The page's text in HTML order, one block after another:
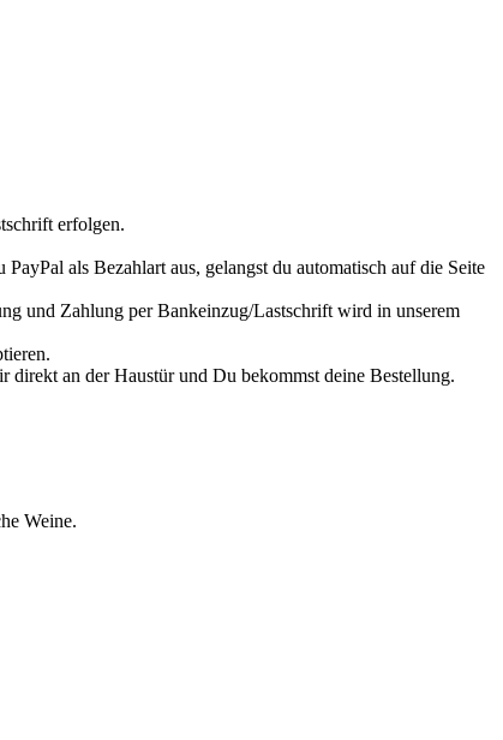
erfolgen.
als Bezahlart aus, gelangst du automatisch auf die Seite
und Zahlung per Bankeinzug/Lastschrift wird in unserem
an der Haustür und Du bekommst deine Bestellung.
Weine.